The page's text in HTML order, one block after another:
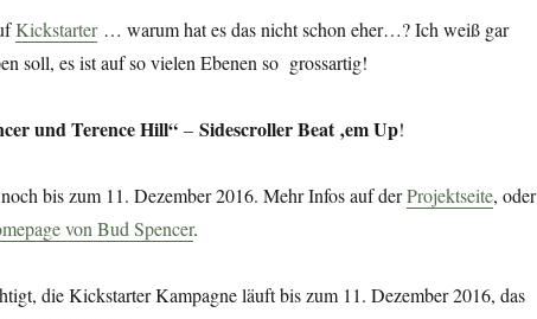
Kickstarter… warum hat es das nicht schon eher…? Ich weiß gar
soll, es ist auf so vielen Ebenen so grossartig!
und Terence Hill“– Sidescroller Beat ‚em Up!
bis zum 11. Dezember 2016. Mehr Infos auf derProjektseite, oder
von Bud Spencer.
die Kickstarter Kampagne läuft bis zum 11. Dezember 2016, das